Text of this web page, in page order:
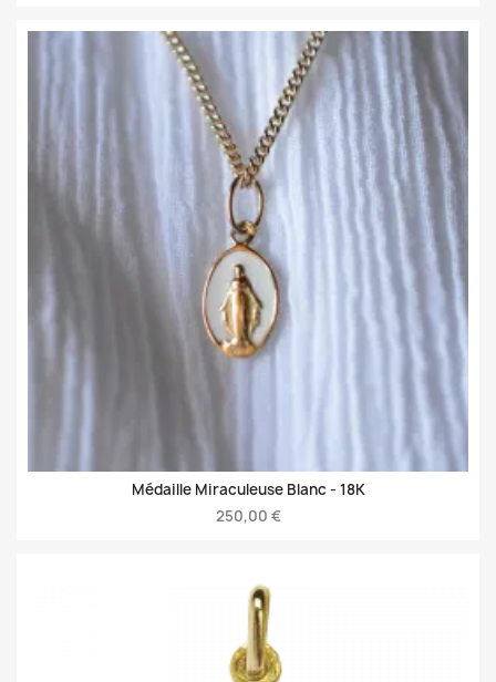
Médaille Miraculeuse Blanc - 18K
250,00 €